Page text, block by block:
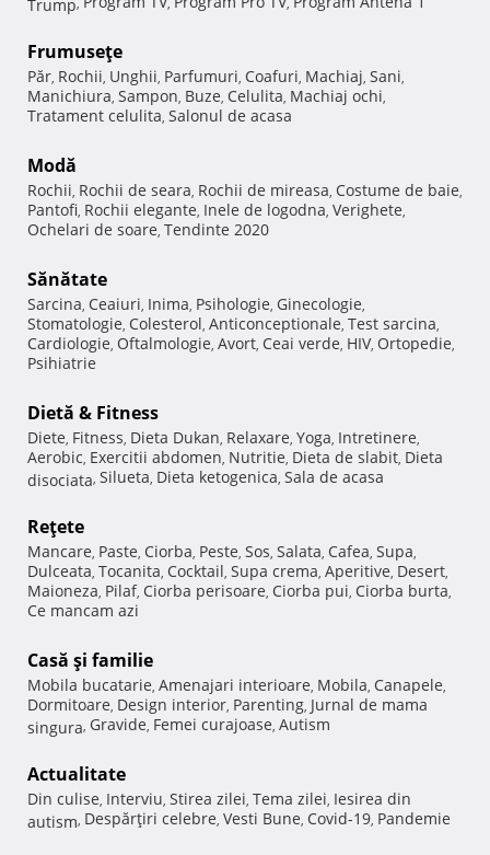
Frumuseţe
Păr, Rochii, Unghii, Parfumuri, Coafuri, Machiaj, Sani,
Manichiura, Sampon, Buze, Celulita, Machiaj ochi,
Tratament celulita, Salonul de acasa
Modă
Rochii, Rochii de seara, Rochii de mireasa, Costume de baie,
Pantofi, Rochii elegante, Inele de logodna, Verighete,
Ochelari de soare, Tendinte 2020
Sănătate
Sarcina, Ceaiuri, Inima, Psihologie, Ginecologie,
Stomatologie, Colesterol, Anticonceptionale, Test sarcina,
Cardiologie, Oftalmologie, Avort, Ceai verde, HIV, Ortopedie,
Psihiatrie
Dietă & Fitness
Diete, Fitness, Dieta Dukan, Relaxare, Yoga, Intretinere,
Aerobic, Exercitii abdomen, Nutritie, Dieta de slabit, Dieta
disociata, Silueta, Dieta ketogenica, Sala de acasa
Reţete
Mancare, Paste, Ciorba, Peste, Sos, Salata, Cafea, Supa,
Dulceata, Tocanita, Cocktail, Supa crema, Aperitive, Desert,
Maioneza, Pilaf, Ciorba perisoare, Ciorba pui, Ciorba burta,
Ce mancam azi
Casă şi familie
Mobila bucatarie, Amenajari interioare, Mobila, Canapele,
Dormitoare, Design interior, Parenting, Jurnal de mama
singura, Gravide, Femei curajoase, Autism
Actualitate
Din culise, Interviu, Stirea zilei, Tema zilei, Iesirea din
autism, Despărţiri celebre, Vesti Bune, Covid-19, Pandemie